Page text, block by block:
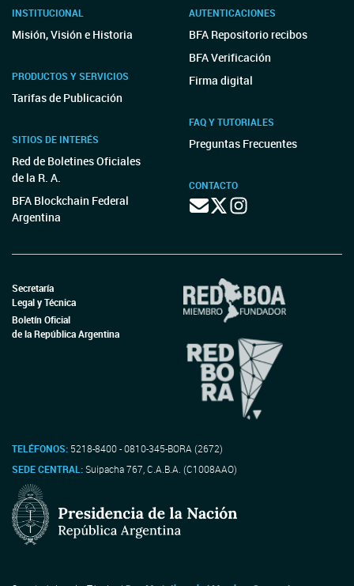
INSTITUCIONAL
Misión, Visión e Historia
PRODUCTOS Y SERVICIOS
Tarifas de Publicación
SITIOS DE INTERÉS
Red de Boletines Oficiales
de la R. A.
BFA Blockchain Federal
Argentina
AUTENTICACIONES
BFA Repositorio recibos
BFA Verificación
Firma digital
FAQ Y TUTORIALES
Preguntas Frecuentes
CONTACTO
Secretaría
Legal y Técnica
Boletín Oficial
de la República Argentina
TELÉFONOS: 5218-8400 - 0810-345-BORA (2672)
SEDE CENTRAL:Suipacha 767, C.A.B.A. (C1008AAO)